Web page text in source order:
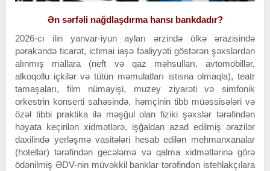
Ən sərfəli nağdlaşdırma hansı bankdadır?
2026-cı ilin yanvar-iyun ayları ərzində ölkə ərazisində
pərakəndə ticarət, ictimai iaşə fəaliyyəti göstərən şəxslərdən
alınmış mallara (neft və qaz məhsulları, avtomobillər,
alkoqollu içkilər və tütün məmulatları istisna olmaqla), teatr
tamaşaları, film nümayişi, muzey ziyarəti və simfonik
orkestrin konserti sahəsində, həmçinin tibb müəssisələri və
özəl tibbi praktika ilə məşğul olan fiziki şəxslər tərəfindən
həyata keçirilən xidmətlərə, işğaldan azad edilmiş ərazilər
daxilində yerləşmə vasitələri hesab edilən mehmanxanalar
(hotellər) tərəfindən gecələmə və qalma xidmətlərinə görə
ödənilmiş ƏDV-nin müvəkkil banklar tərəfindən istehlakçılara